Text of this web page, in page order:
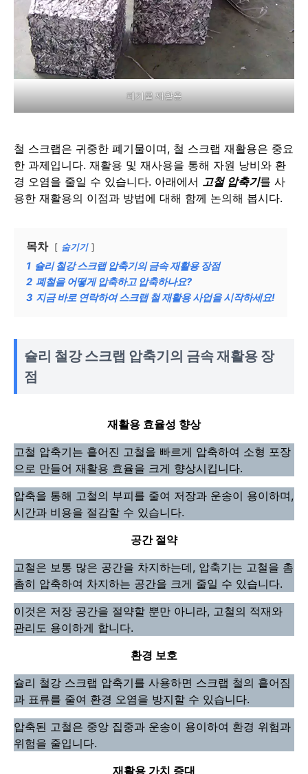
폐기물 재활용
철 스크랩은 귀중한 폐기물이며, 철 스크랩 재활용은 중요
한 과제입니다. 재활용 및 재사용을 통해 자원 낭비와 환
경 오염을 줄일 수 있습니다. 아래에서 고철 압축기를 사
용한 재활용의 이점과 방법에 대해 함께 논의해 봅시다.
목차 숨기기
1 슐리 철강 스크랩 압축기의 금속 재활용 장점
2 폐철을 어떻게 압축하고 압축하나요?
3 지금 바로 연락하여 스크랩 철 재활용 사업을 시작하세요!
슐리 철강 스크랩 압축기의 금속 재활용 장
점
재활용 효율성 향상
고철 압축기는 흩어진 고철을 빠르게 압축하여 소형 포장
으로 만들어 재활용 효율을 크게 향상시킵니다.
압축을 통해 고철의 부피를 줄여 저장과 운송이 용이하며,
시간과 비용을 절감할 수 있습니다.
공간 절약
고철은 보통 많은 공간을 차지하는데, 압축기는 고철을 촘
촘히 압축하여 차지하는 공간을 크게 줄일 수 있습니다.
이것은 저장 공간을 절약할 뿐만 아니라, 고철의 적재와
관리도 용이하게 합니다.
환경 보호
슐리 철강 스크랩 압축기를 사용하면 스크랩 철의 흩어짐
과 표류를 줄여 환경 오염을 방지할 수 있습니다.
압축된 고철은 중앙 집중과 운송이 용이하여 환경 위험과
위험을 줄입니다.
재활용 가치 증대